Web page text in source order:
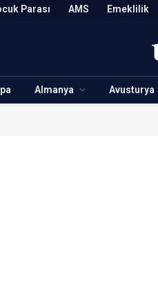
Parası AMS Emeklilik
Almanya Avusturya